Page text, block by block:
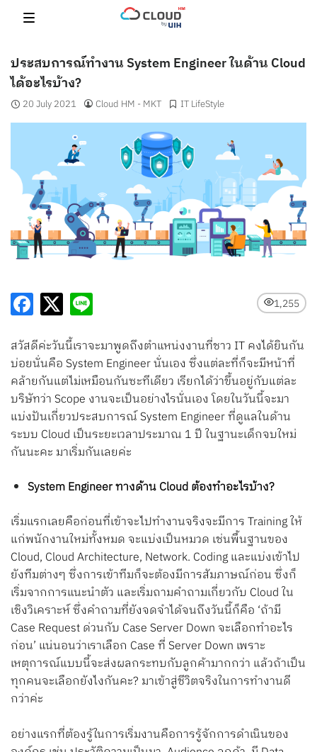
for:
ประสบการณ์ทำงาน System Engineer ในด้าน Cloud
ได้อะไรบ้าง?
20 July 2021 Cloud HM - MKT IT LifeStyle
1,255
สวัสดีค่ะวันนี้เราจะมาพูดถึงตำแหน่งงานที่ชาว IT คงได้ยินกัน
บ่อยนั่นคือ System Engineer นั่นเอง ซึ่งแต่ละที่ก็จะมีหน้าที่
คล้ายกันแต่ไม่เหมือนกันซะทีเดียว เรียกได้ว่าขึ้นอยู่กับแต่ละ
บริษัทว่า Scope งานจะเป็นอย่างไรนั่นเอง โดยในวันนี้จะมา
แบ่งปันเกี่ยวประสบการณ์ System Engineer ที่ดูแลในด้าน
ระบบ Cloud เป็นระยะเวลาประมาณ 1 ปี ในฐานะเด็กจบใหม่
กันนะคะ มาเริ่มกันเลยค่ะ
System Engineer ทางด้าน Cloud ต้องทำอะไรบ้าง?
เริ่มแรกเลยคือก่อนที่เข้าจะไปทำงานจริงจะมีการ Training ให้
แก่พนักงานใหม่ทั้งหมด จะแบ่งเป็นหมวด เช่นพื้นฐานของ
Cloud, Cloud Architecture, Network. Coding และแบ่งเข้าไป
ยังทีมต่างๆ ซึ่งการเข้าทีมก็จะต้องมีการสัมภาษณ์ก่อน ซึ่งก็
เริ่มจากการแนะนำตัว และเริ่มถามคำถามเกี่ยวกับ Cloud ใน
เชิงวิเคราะห์ ซึ่งคำถามที่ยังจดจำได้จนถึงวันนี้ก็คือ ‘ถ้ามี
Case Request ด่วนกับ Case Server Down จะเลือกทำอะไร
ก่อน’ แน่นอนว่าเราเลือก Case ที่ Server Down เพราะ
เหตุการณ์แบบนี้จะส่งผลกระทบกับลูกค้ามากกว่า แล้วถ้าเป็น
ทุกคนจะเลือกยังไงกันคะ? มาเข้าสู่ชีวิตจริงในการทำงานดี
กว่าค่ะ
อย่างแรกที่ต้องรู้ในการเริ่มงานคือการรู้จักการดำเนินของ